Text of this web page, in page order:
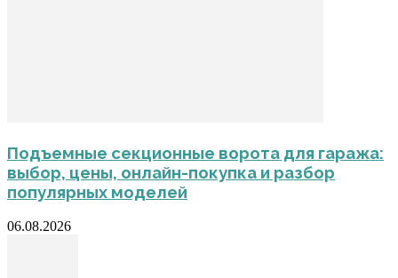
Подъемные секционные ворота для гаража:
выбор, цены, онлайн-покупка и разбор
популярных моделей
06.08.2026